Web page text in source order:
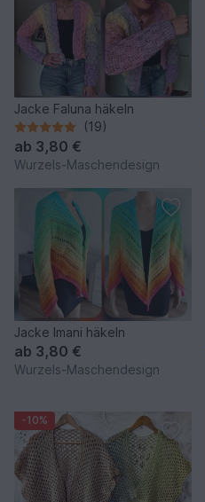
Jacke Faluna häkeln
(19)
ab 3,80 €
Wurzels-Maschendesign
Jacke Imani häkeln
ab 3,80 €
Wurzels-Maschendesign
-10%